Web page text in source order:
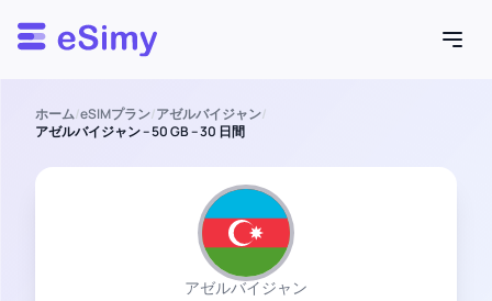
Esimy
ホーム/eSIMプラン/アゼルバイジャン/
アゼルバイジャン – 50 GB – 30 日間
アゼルバイジャン